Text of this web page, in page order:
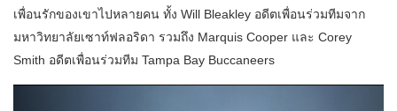
เพื่อนรักของเขาไปหลายคน ทั้ง Will Bleakley อดีตเพื่อนร่วมทีมจาก
มหาวิทยาลัยเซาท์ฟลอริดา รวมถึง Marquis Cooper และ Corey
Smith อดีตเพื่อนร่วมทีม Tampa Bay Buccaneers